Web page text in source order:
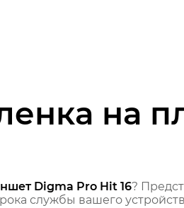
на
Digma Pro Hit 16?
службы вашего